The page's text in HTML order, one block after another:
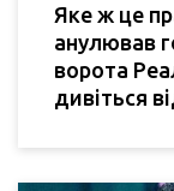
Яке ж це
анулював
ворота
дивіться